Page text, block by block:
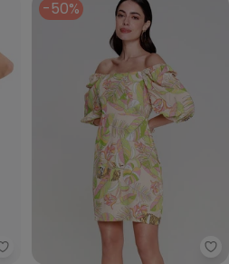
Colcci Jeans - Vestido Curto
-50%